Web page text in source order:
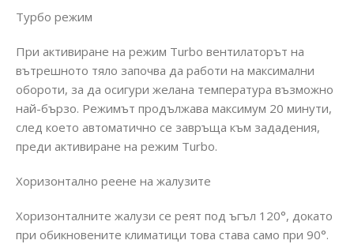
Турбо режим
При активиране на режим Turbo вентилаторът на
вътрешното тяло започва да работи на максимални
обороти, за да осигури желана температура възможно
най-бързо. Режимът продължава максимум 20 минути,
след което автоматично се завръща към зададения,
преди активиране на режим Turbo.
Хоризонтално реене на жалузите
Хоризонталните жалузи се реят под ъгъл 120°, докато
при обикновените климатици това става само при 90°.